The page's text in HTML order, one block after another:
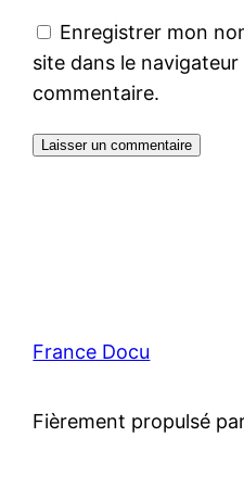
Enregistrer mon
site dans le
commentaire.
France Docu
Fièrement propulsé